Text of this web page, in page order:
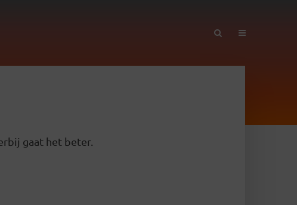
gaat het beter.